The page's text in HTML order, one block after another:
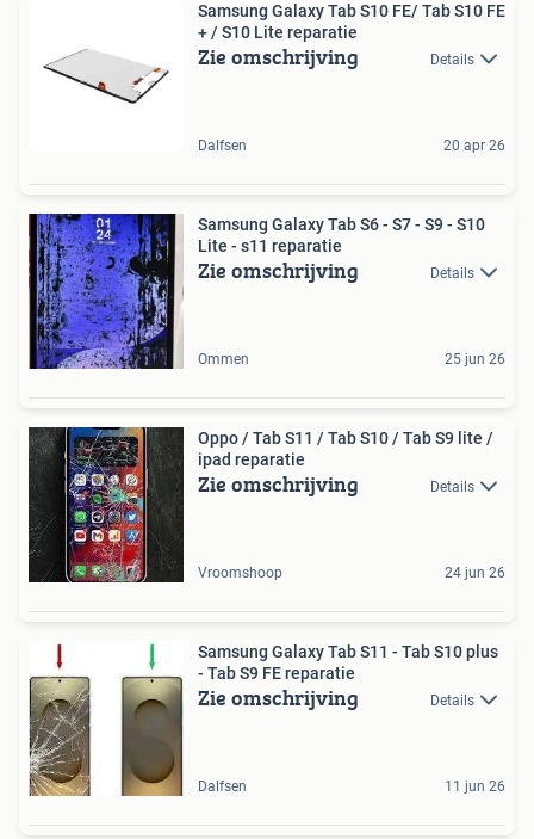
Samsung Galaxy Tab S10 FE/ Tab S10 FE
+ / S10 Lite reparatie
Zie omschrijving Details
Dalfsen 20 apr 26
Samsung Galaxy Tab S6 - S7 - S9 - S10
Lite - s11 reparatie
Zie omschrijving Details
Ommen 25 jun 26
Oppo / Tab S11 / Tab S10 / Tab S9 lite /
ipad reparatie
Zie omschrijving Details
Vroomshoop 24 jun 26
Samsung Galaxy Tab S11 - Tab S10 plus
- Tab S9 FE reparatie
Zie omschrijving Details
Dalfsen 11 jun 26